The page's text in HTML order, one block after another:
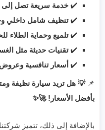
✔️ خدمة سريعة تصل
✔️تنظيف شامل داخلي
✔️تلميع وحماية الطلاء
✔️تقنيات حديثة مثل
✔️ أسعار تنافسية
📌💡 هل تريد سيارة نظيفة
بأفضل الأسعار! 🚀✨
بالإضافة إلى ذلك، تتميز